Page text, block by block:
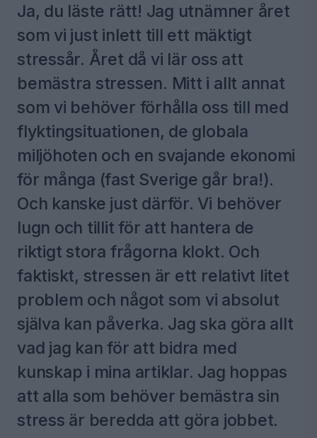
Ja, du läste rätt! Jag utnämner året
som vi just inlett till ett mäktigt
stressår. Året då vi lär oss att
bemästra stressen. Mitt i allt annat
som vi behöver förhålla oss till med
flyktingsituationen, de globala
miljöhoten och en svajande ekonomi
för många (fast Sverige går bra!).
Och kanske just därför. Vi behöver
lugn och tillit för att hantera de
riktigt stora frågorna klokt. Och
faktiskt, stressen är ett relativt litet
problem och något som vi absolut
själva kan påverka. Jag ska göra allt
vad jag kan för att bidra med
kunskap i mina artiklar. Jag hoppas
att alla som behöver bemästra sin
stress är beredda att göra jobbet.